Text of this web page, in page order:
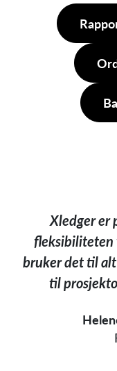
Xledger er
fleksibiliteten
bruker det til
til